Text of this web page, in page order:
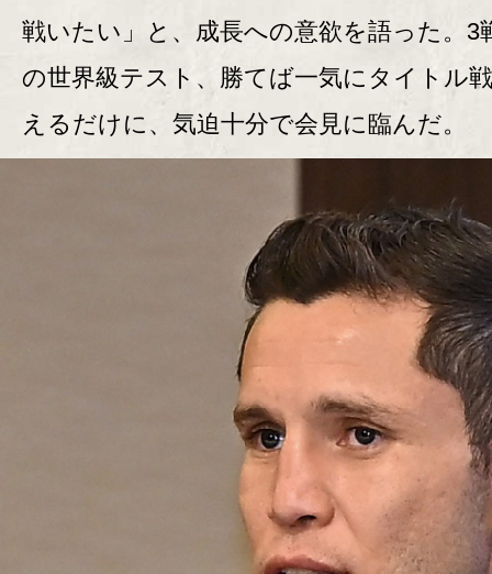
戦いたい」と、成長への意欲を語った。3
の世界級テスト、勝てば一気にタイトル
えるだけに、気迫十分で会見に臨んだ。